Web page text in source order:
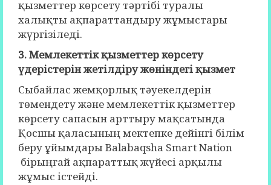
қызметтер көрсету тәртібі туралы
халықты ақпараттандыру жұмыстары
жүргізіледі.
3. Мемлекеттік қызметтер көрсету
үдерістерін жетілдіру жөніндегі қызмет
Сыбайлас жемқорлық тәуекелдерін
төмендету және мемлекеттік қызметтер
көрсету сапасын арттыру мақсатында
Қосшы қаласының мектепке дейінгі білім
беру ұйымдары Balabaqsha Smart Nation
бірыңғай ақпараттық жүйесі арқылы
жұмыс істейді.